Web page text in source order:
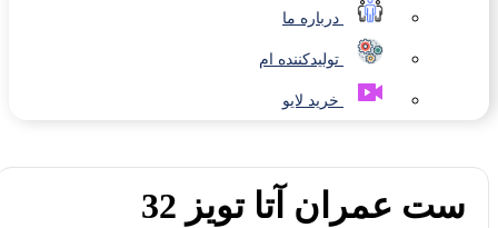
درباره ما
تولیدکننده ام
خرید لایو
ست عمران آتا تویز 32